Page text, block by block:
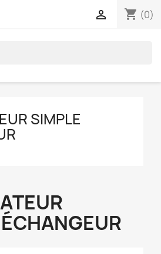
shopping_cart (0)

SIMPLE